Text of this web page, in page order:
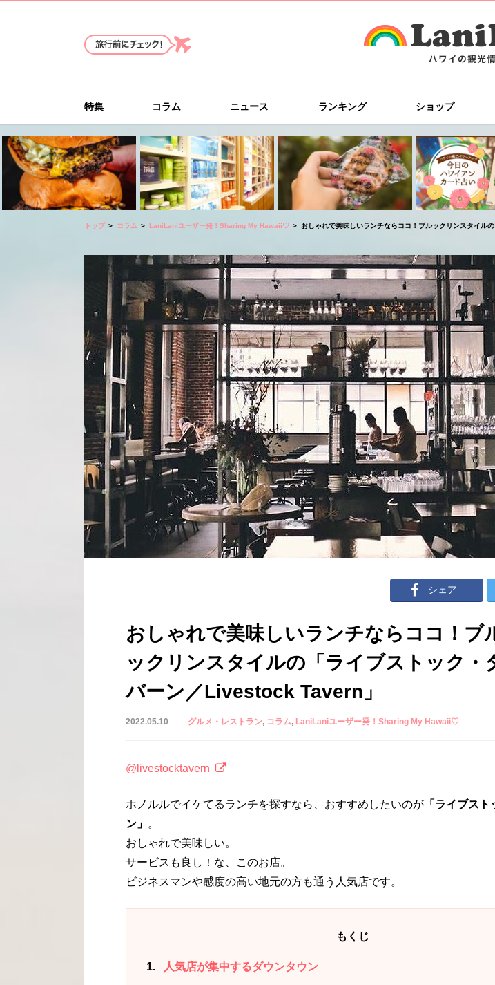
特集 コラム ニュース ランキング ショップ
トップ コラム LaniLaniユーザー発！Sharing My Hawaii♡ おしゃれで美味しいランチならココ！ブルックリンスタイル
シェア
おしゃれで美味しいランチならココ！ブ
ックリンスタイルの「ライブストック・
バーン／Livestock Tavern」
2022.05.10 グルメ・レストラン コラム LaniLaniユーザー発！Sharing My Hawaii♡
@livestocktavern
ホノルルでイケてるランチを探すなら、おすすめしたいのが 「ライブス
ン」 。
おしゃれで美味しい。
サービスも良し！な、このお店。
ビジネスマンや感度の高い地元の方も通う人気店です。
もくじ
1 人気店が集中するダウンタウン